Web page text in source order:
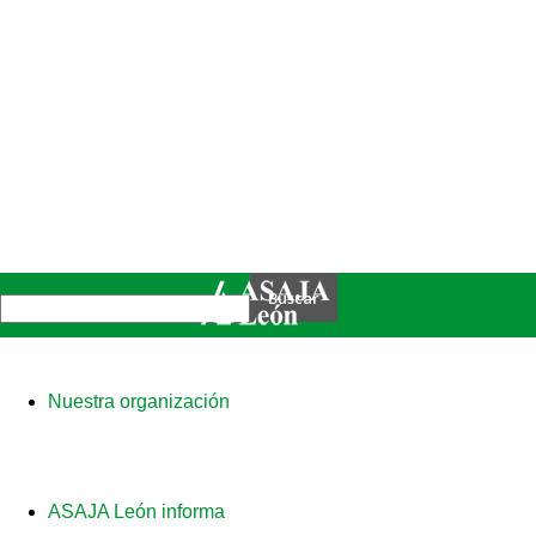
Nuestra organización
ASAJA León informa